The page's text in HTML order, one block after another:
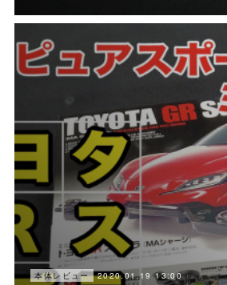
本体レビュー 2020.01.19 13:00